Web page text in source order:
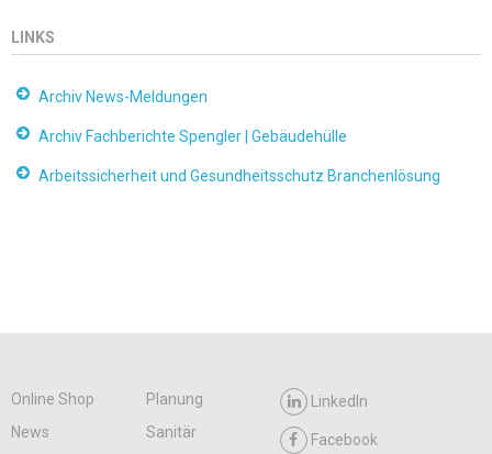
LINKS
Archiv News-Meldungen
Archiv Fachberichte Spengler | Gebäudehülle
Arbeitssicherheit und Gesundheitsschutz Branchenlösung
Online Shop
Planung
News
Sanitär
LinkedIn
Facebook